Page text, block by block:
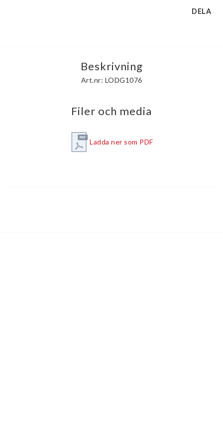
DELA
Beskrivning
Art.nr: LODG1076
Filer och media
Ladda ner som PDF